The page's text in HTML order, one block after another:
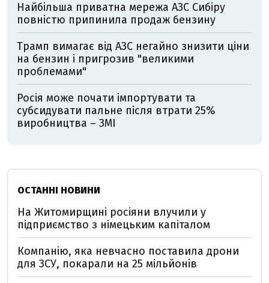
Найбільша приватна мережа АЗС Сибіру
повністю припинила продаж бензину
Трамп вимагає від АЗС негайно знизити ціни
на бензин і пригрозив "великими
проблемами"
Росія може почати імпортувати та
субсидувати пальне після втрати 25%
виробництва – ЗМІ
ОСТАННІ НОВИНИ
На Житомирщині росіяни влучили у
підприємство з німецьким капіталом
Компанію, яка невчасно поставила дрони
для ЗСУ, покарали на 25 мільйонів